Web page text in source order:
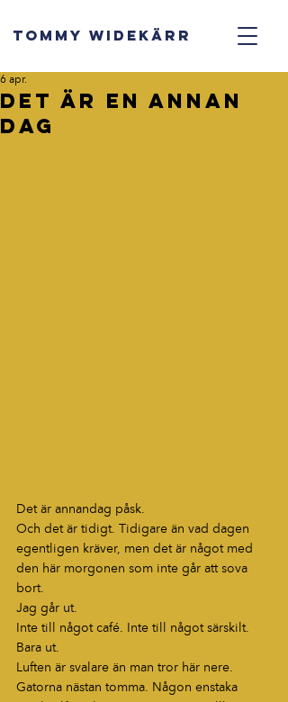
TOMMY WIDEKÄRR
Det är en annan
dag
6 apr.
Det är annandag påsk.
Och det är tidigt. Tidigare än vad dagen
egentligen kräver, men det är något med
den här morgonen som inte går att sova
bort.
Jag går ut.
Inte till något café. Inte till något särskilt.
Bara ut.
Luften är svalare än man tror här nere.
Gatorna nästan tomma. Någon enstaka